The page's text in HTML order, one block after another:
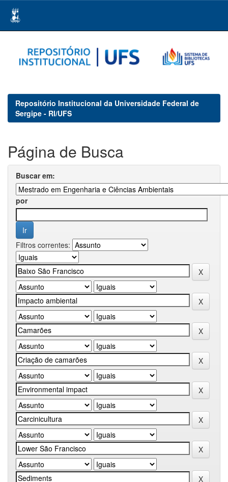
navigation
Repositório Institucional da Universidade Federal de
Sergipe - RI/UFS
Página de Busca
Buscar em:
por
Filtros correntes: